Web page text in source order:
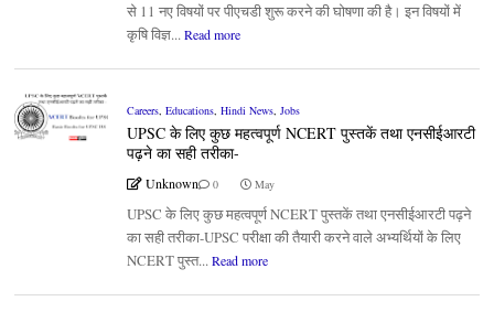
से 11 नए विषयों पर पीएचडी शुरू करने की घोषणा की है। इन विषयों में
कृषि विज्ञ... Read more
Careers, Educations, Hindi News, Jobs
UPSC के लिए कुछ महत्वपूर्ण NCERT पुस्तकें तथा एनसीईआरटी
पढ़ने का सही तरीका-
Unknown 0 May
UPSC के लिए कुछ महत्वपूर्ण NCERT पुस्तकें तथा एनसीईआरटी पढ़ने
का सही तरीका-UPSC परीक्षा की तैयारी करने वाले अभ्यर्थियों के लिए
NCERT पुस्त... Read more